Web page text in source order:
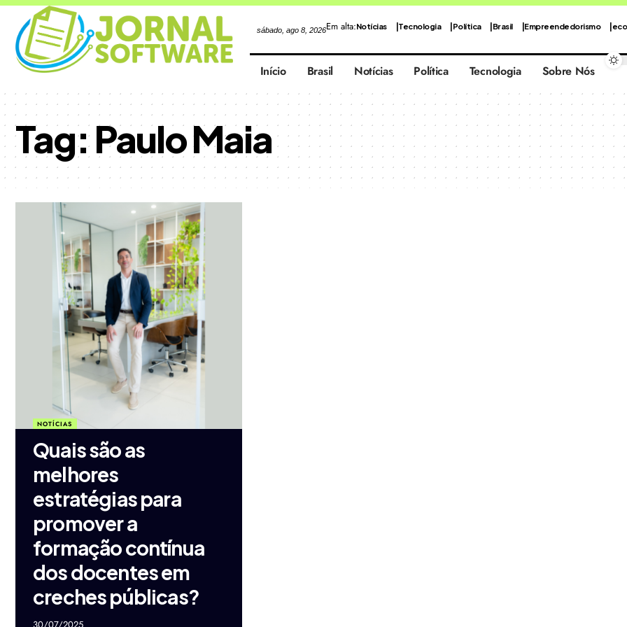
sábado, ago 8, 2026Em alta:Notícias Tecnologia Política Brasil Empreendedorismo
Início Brasil Notícias Política Tecnologia Sobre Nós
Tag:Paulo Maia
NOTÍCIAS
Quais são as
melhores
estratégias para
promover a
formação contínua
dos docentes em
creches públicas?
30/07/2025